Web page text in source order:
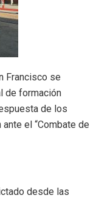
Francisco se
de formación
de los
el “Combate de
desde las